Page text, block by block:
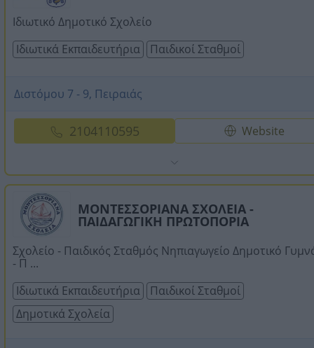
Ιδιωτικό Δημοτικό Σχολείο
Ιδιωτικά Εκπαιδευτήρια
Παιδικοί Σταθμοί
Διστόμου 7 - 9, Πειραιάς
2104110595 Website
ΜΟΝΤΕΣΣΟΡΙΑΝΑ ΣΧΟΛΕΙΑ -
ΠΑΙΔΑΓΩΓΙΚΗ ΠΡΩΤΟΠΟΡΙΑ
Σχολείο - Παιδικός Σταθμός Νηπιαγωγείο Δημοτικό
- Π ...
Ιδιωτικά Εκπαιδευτήρια
Παιδικοί Σταθμοί
Δημοτικά Σχολεία